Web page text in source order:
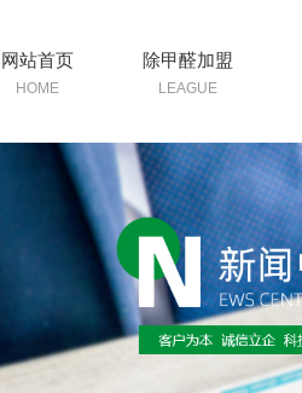
网站首页
HOME
除甲醛加盟
LEAGUE